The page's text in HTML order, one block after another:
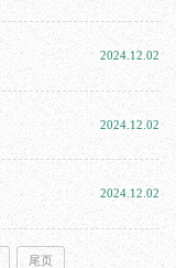
2024.12.02
2024.12.02
2024.12.02
尾页